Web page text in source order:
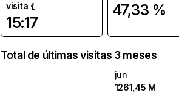
visita
15:17
47,33 %
Total de últimas visitas 3 meses
jun
1261,45 M